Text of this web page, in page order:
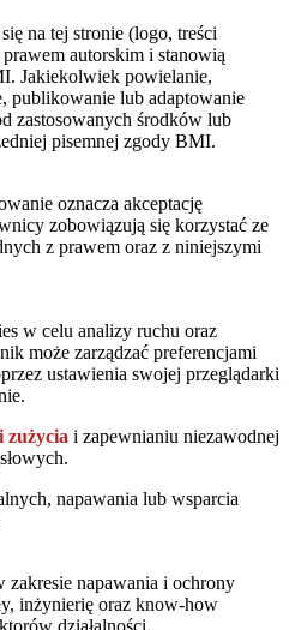
na tej stronie (logo, treści
autorskim i stanowią
Jakiekolwiek powielanie,
publikowanie lub adaptowanie
zastosowanych środków lub
pisemnej zgody BMI.
oznacza akceptację
zobowiązują się korzystać ze
z prawem oraz z niniejszymi
w celu analizy ruchu oraz
może zarządzać preferencjami
ustawienia swojej przeglądarki
zużycia i zapewnianiu niezawodnej
napawania lub wsparcia
napawania i ochrony
inżynierię oraz know-how